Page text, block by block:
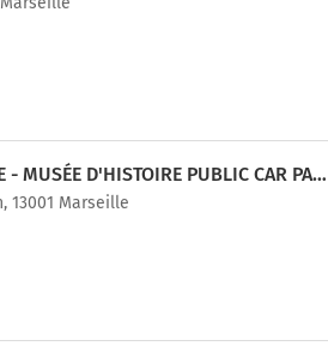
PARKING INDIGO BOURSE - MUSÉE D'HISTOIRE PUBLIC CAR PARK (COVERED)
13001 Marseille